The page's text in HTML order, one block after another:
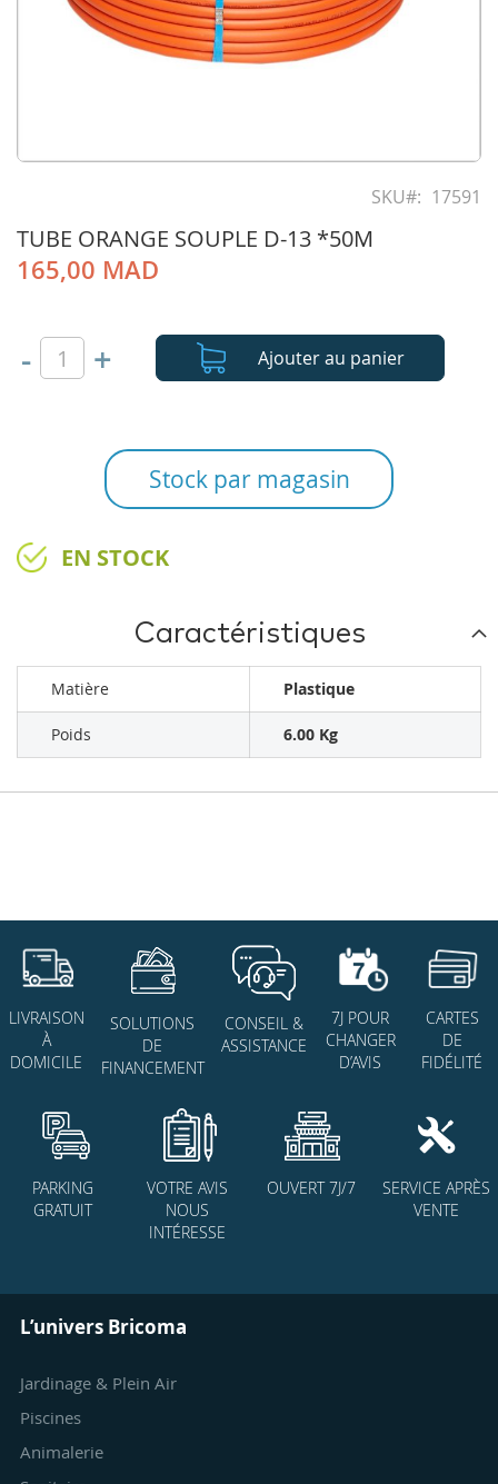
SKU 17591
TUBE ORANGE SOUPLE D-13 *50M
165,00 MAD
- + Ajouter au panier
Stock par magasin
EN STOCK
beginning
of
the
Caractéristiques
Matière Plastique
Poids 6.00 Kg
LIVRAISON
À
DOMICILE
SOLUTIONS
DE
FINANCEMENT
CONSEIL &
ASSISTANCE
7J POUR
CHANGER
D’AVIS
CARTES
DE
FIDÉLITÉ
PARKING
GRATUIT
VOTRE AVIS
NOUS
INTÉRESSE
OUVERT 7J/7
SERVICE APRÈS
VENTE
L’univers Bricoma
Jardinage & Plein Air
Piscines
Animalerie